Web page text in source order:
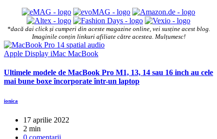
*dacă dai click și cumperi din aceste magazine online, vei susține acest blog.
Imaginile conțin linkuri afiliate către acestea. Mulțumesc!
Apple Display iMac MacBook
Ultimele modele de MacBook Pro M1, 13, 14 sau 16 inch au cele
mai bune boxe încorporate într-un laptop
ionica
17 aprilie 2022
2 min